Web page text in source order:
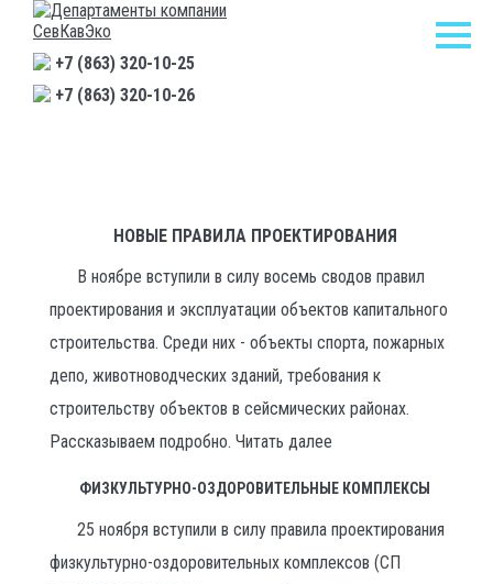
+7 (863) 320-10-25
+7 (863) 320-10-26
НОВЫЕ ПРАВИЛА ПРОЕКТИРОВАНИЯ
В ноябре вступили в силу восемь сводов правил
проектирования и эксплуатации объектов капитального
строительства. Среди них - объекты спорта, пожарных
депо, животноводческих зданий, требования к
строительству объектов в сейсмических районах.
Рассказываем подробно. Читать далее
ФИЗКУЛЬТУРНО-ОЗДОРОВИТЕЛЬНЫЕ КОМПЛЕКСЫ
25 ноября вступили в силу правила проектирования
физкультурно-оздоровительных комплексов (СП